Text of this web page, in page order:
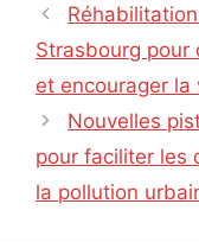
Strasbourg pour
et encourager
Nouvelles
pour faciliter les
la pollution